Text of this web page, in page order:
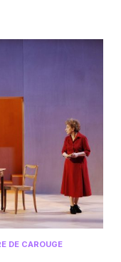
DE CAROUGE